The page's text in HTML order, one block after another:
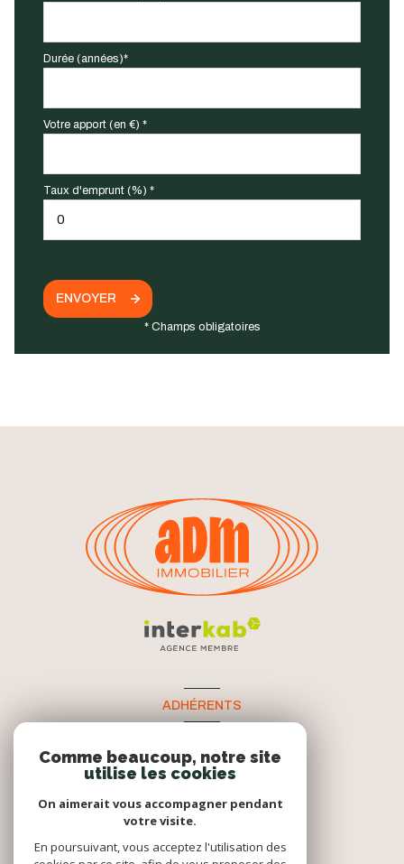
Durée (années)*
Votre apport (en €) *
Taux d'emprunt (%) *
ENVOYER
* Champs obligatoires
ADHÉRENTS
Comme beaucoup, notre site
utilise les cookies
On aimerait vous accompagner pendant
votre visite.
En poursuivant, vous acceptez l'utilisation des